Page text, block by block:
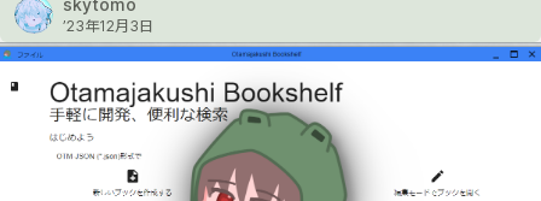
skytomo
’23年12月3日